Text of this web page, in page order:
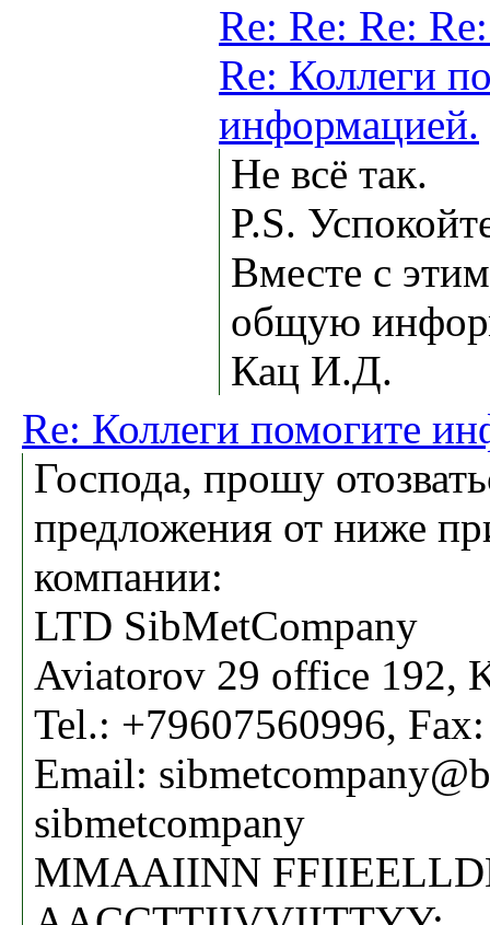
Re: Re: Re:
Re: Коллеги
информацией.
Не всё так.
P.S.
Вместе с
общую
Кац И.Д.
Re: Коллеги помогите
Господа, прошу
предложения от ниже
компании:
LTD SibMetCompany
Aviatorov 29 office 192,
Tel.: +79607560996,
Email:
sibmetcompany
MMAAIINN